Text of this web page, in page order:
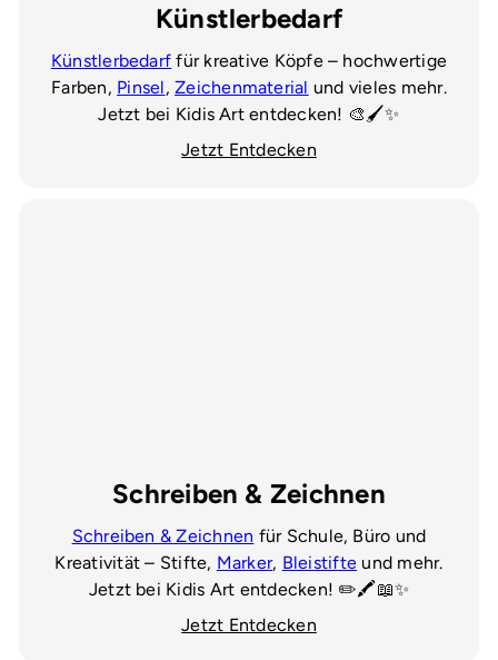
Künstlerbedarf
Künstlerbedarf für kreative Köpfe – hochwertige
Farben, Pinsel,Zeichenmaterial und vieles mehr.
Jetzt bei Kidis Art entdecken! 🎨🖌️✨
Jetzt Entdecken
Schreiben & Zeichnen
Schreiben & Zeichnen für Schule, Büro und
Kreativität – Stifte, Marker, Bleistifte und mehr.
Jetzt bei Kidis Art entdecken! ✏️🖍️📖✨
Jetzt Entdecken